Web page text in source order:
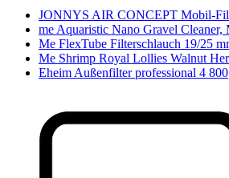
JONNYS AIR CONCEPT Mobil-
me Aquaristic Nano Gravel Cleaner,
Me FlexTube Filterschlauch 19/25
Me Shrimp Royal Lollies Walnut
Eheim Außenfilter professional 4 800